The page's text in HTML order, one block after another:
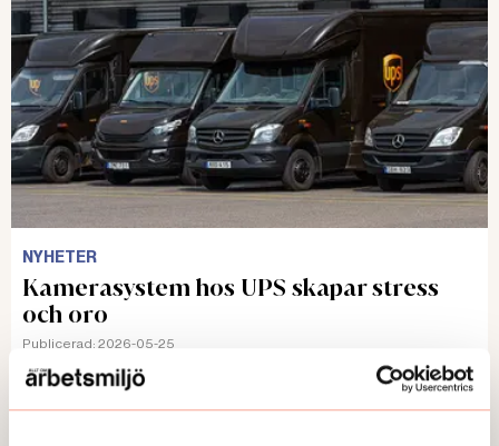
NYHETER
Kamerasystem hos UPS skapar stress
och oro
Publicerad: 2026-05-25